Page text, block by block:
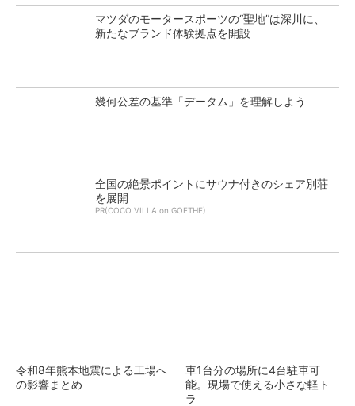
マツダのモータースポーツの“聖地”は深川に、
新たなブランド体験拠点を開設
幾何公差の基準「データム」を理解しよう
全国の絶景ポイントにサウナ付きのシェア別荘
を展開
PR(COCO VILLA on GOETHE)
令和8年熊本地震による工場へ
の影響まとめ
車1台分の場所に4台駐車可
能。現場で使える小さな軽ト
ラ